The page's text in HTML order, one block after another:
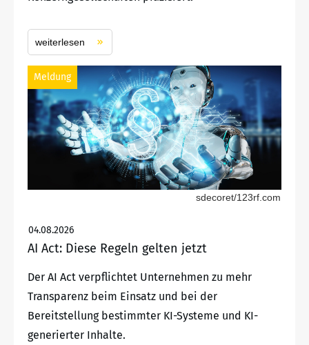
weiterlesen
Meldung
sdecoret/123rf.com
04.08.2026
AI Act: Diese Regeln gelten jetzt
Der AI Act verpflichtet Unternehmen zu mehr
Transparenz beim Einsatz und bei der
Bereitstellung bestimmter KI-Systeme und KI-
generierter Inhalte.